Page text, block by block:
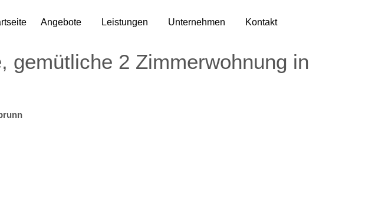
Angebote Leistungen Unternehmen Kontakt
gemütliche 2 Zimmerwohnung in